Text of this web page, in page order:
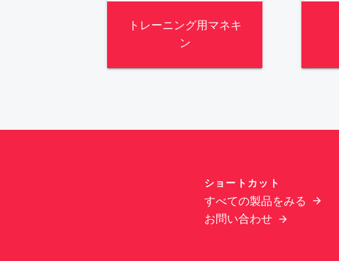
トレーニング用マネキ
ン
ショートカット
すべての製品をみる
お問い合わせ